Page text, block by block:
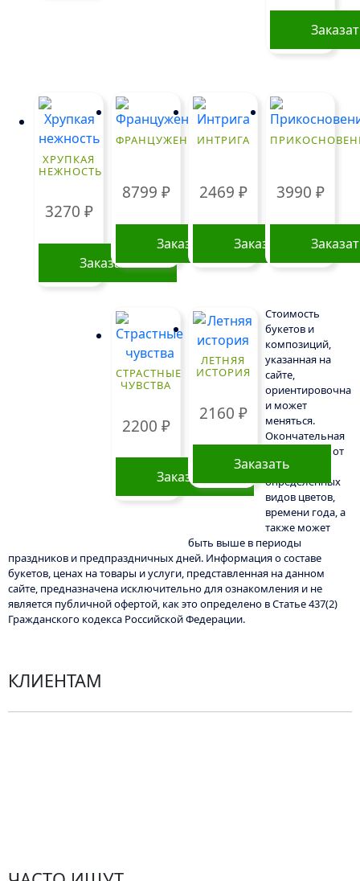
ХРУПКАЯ
НЕЖНОСТЬ
3270 ₽
Заказать
ФРАНЦУЖЕНКА
8799 ₽
Заказать
ИНТРИГА
2469 ₽
Заказать
3990 ₽
СТРАСТНЫЕ
ЧУВСТВА
2200 ₽
Заказать
ЛЕТНЯЯ
ИСТОРИЯ
2160 ₽
Заказать
Стоимость
букетов и
композиций,
указанная на
сайте,
ориентировочна
и может
меняться.
Окончательная
цена зависит от
доступности
определенных
видов цветов,
времени года, а
также может
быть выше в периоды
праздников и предпраздничных дней. Информация о составе
букетов, ценах на товары и услуги, представленная на данном
сайте, предназначена исключительно для ознакомления и не
является публичной офертой, как это определено в Статье 437(2)
Гражданского кодекса Российской Федерации.
КЛИЕНТАМ